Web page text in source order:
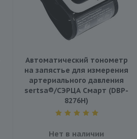
Автоматический тонометр
на запястье для измерения
артериального давления
sertsa®/СЭРЦА Смарт (DBP-
8276H)
Нет в наличии